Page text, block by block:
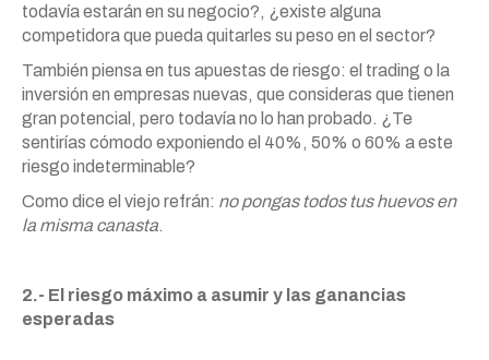
todavía estarán en su negocio?, ¿existe alguna
competidora que pueda quitarles su peso en el sector?
También piensa en tus apuestas de riesgo: el trading o la
inversión en empresas nuevas, que consideras que tienen
gran potencial, pero todavía no lo han probado. ¿Te
sentirías cómodo exponiendo el 40%, 50% o 60% a este
riesgo indeterminable?
Como dice el viejo refrán: no pongas todos tus huevos en
la misma canasta.
2.- El riesgo máximo a asumir y las ganancias
esperadas